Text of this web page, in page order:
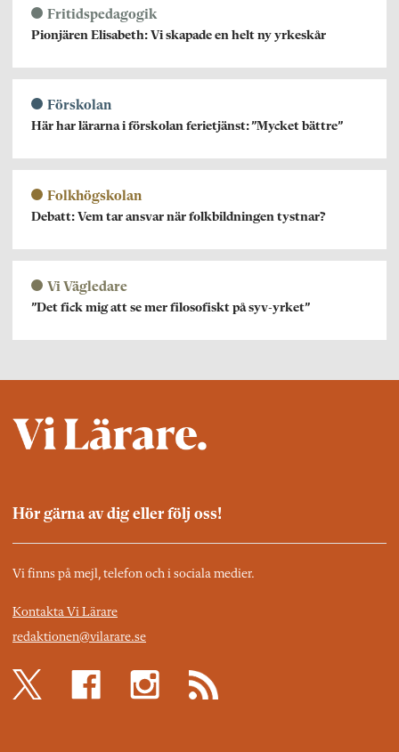
Fritidspedagogik
Pionjären Elisabeth: Vi skapade en helt ny yrkeskår
Förskolan
Här har lärarna i förskolan ferietjänst: ”Mycket bättre”
Folkhögskolan
Debatt: Vem tar ansvar när folkbildningen tystnar?
Vi Vägledare
”Det fick mig att se mer filosofiskt på syv-yrket”
Hör gärna av dig eller följ oss!
Vi finns på mejl, telefon och i sociala medier.
Kontakta Vi Lärare
redaktionen@vilarare.se